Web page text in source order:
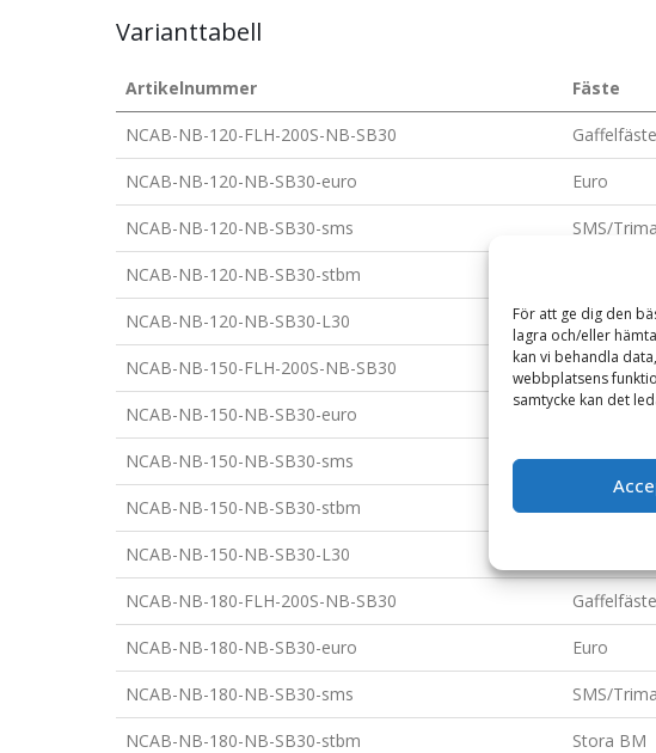
För att ge dig den
lagra och/eller
kan vi behandla
webbplatsens
samtycke kan det
Varianttabell
Artikelnummer Fäste
NCAB-NB-120-FLH-200S-NB-SB30 Gaffelfäste
NCAB-NB-120-NB-SB30-euro Euro
NCAB-NB-120-NB-SB30-sms SMS/Trima
NCAB-NB-120-NB-SB30-stbm
NCAB-NB-120-NB-SB30-L30 L30
NCAB-NB-150-FLH-200S-NB-SB30 Gaffelfäste
NCAB-NB-150-NB-SB30-euro
NCAB-NB-150-NB-SB30-sms SMS/
NCAB-NB-150-NB-SB30-stbm Stora BM
NCAB-NB-150-NB-SB30-L30
NCAB-NB-180-FLH-200S-NB-SB30 Gaffelfäste
NCAB-NB-180-NB-SB30-euro Euro
NCAB-NB-180-NB-SB30-sms SMS/Trima
NCAB-NB-180-NB-SB30-stbm Stora BM